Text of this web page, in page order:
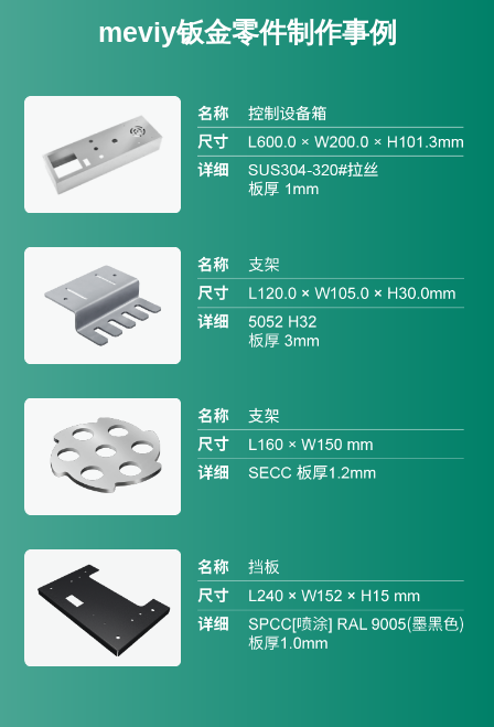
meviy钣金零件制作事例